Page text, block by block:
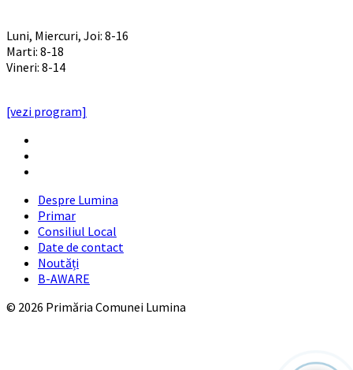
Luni, Miercuri, Joi: 8-16
Marti: 8-18
Vineri: 8-14
[vezi program]
Despre Lumina
Primar
Consiliul Local
Date de contact
Noutăți
B-AWARE
© 2026 Primăria Comunei Lumina